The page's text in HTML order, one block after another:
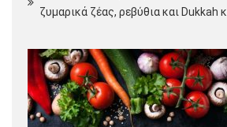
ζυμαρικά ζέας, ρεβύθια και Dukkah